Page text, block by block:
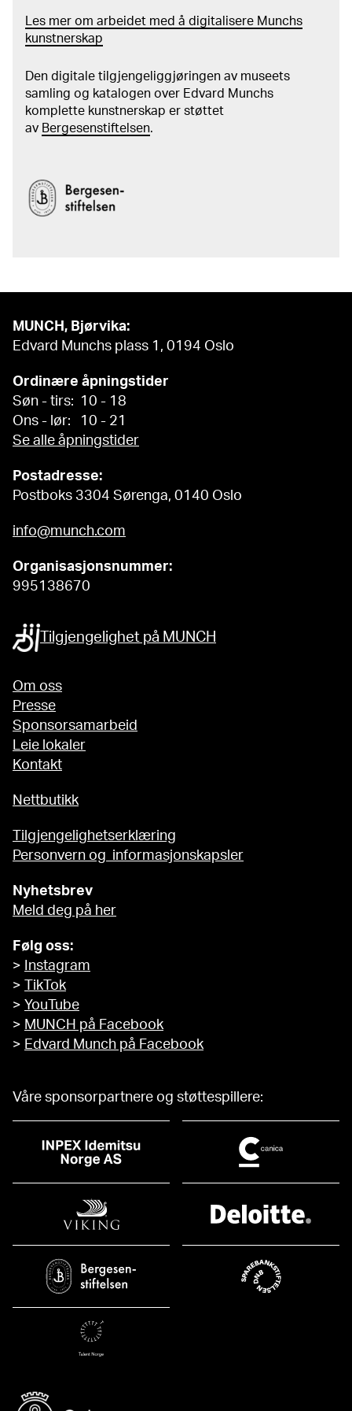
Les mer om arbeidet med å digitalisere Munchs
kunstnerskap
Den digitale tilgjengeliggjøringen av museets
samling og katalogen over Edvard Munchs
komplette kunstnerskap er støttet
av Bergesenstiftelsen.
MUNCH, Bjørvika:
Edvard Munchs plass 1, 0194 Oslo
Ordinære åpningstider
Søn - tirs: 10 - 18
Ons - lør: 10 - 21
Se alle åpningstider
Postadresse:
Postboks 3304 Sørenga, 0140 Oslo
info@munch.com
Organisasjonsnummer:
995138670
Tilgjengelighet på MUNCH
Om oss
Presse
Sponsorsamarbeid
Leie lokaler
Kontakt
Nettbutikk
Tilgjengelighetserklæring
Personvern og informasjonskapsler
Nyhetsbrev
Meld deg på her
Følg oss:
>
Instagram
>
TikTok
> YouTube
> MUNCH på Facebook
> Edvard Munch på Facebook
Våre sponsorpartnere og støttespillere: